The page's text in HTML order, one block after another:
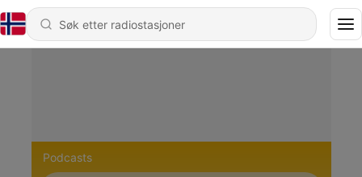
Podcasts